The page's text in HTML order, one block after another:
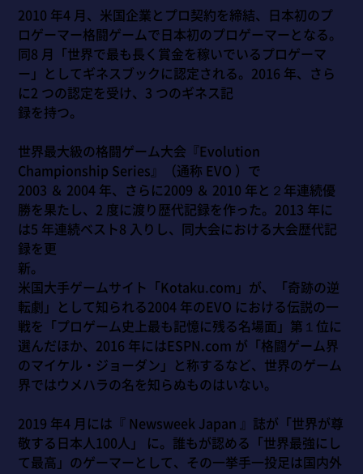
2010 年4 月、米国企業とプロ契約を締結、日本初のプ
ロゲーマー格闘ゲームで日本初のプロゲーマーとなる。
同8 月「世界で最も長く賞金を稼いでいるプロゲーマ
ー」としてギネスブックに認定される。2016 年、さら
に2 つの認定を受け、3 つのギネス記
録を持つ。
世界最大級の格闘ゲーム大会『Evolution
Championship Series』（通称 EVO ）で
2003 ＆ 2004 年、さらに2009 ＆ 2010 年と２年連続優
勝を果たし、2 度に渡り歴代記録を作った。2013 年に
は5 年連続ベスト8 入りし、同大会における大会歴代記
録を更
新。
米国大手ゲームサイト「Kotaku.com」が、「奇跡の逆
転劇」として知られる2004 年のEVO における伝説の一
戦を「プロゲーム史上最も記憶に残る名場面」第１位に
選んだほか、2016 年にはESPN.com が「格闘ゲーム界
のマイケル・ジョーダン」と称するなど、世界のゲーム
界ではウメハラの名を知らぬものはいない。
2019 年4 月には『 Newsweek Japan 』誌が「世界が尊
敬する日本人100人」 に。誰もが認める「世界最強にし
て最高」のゲーマーとして、その一挙手一投足は国内外